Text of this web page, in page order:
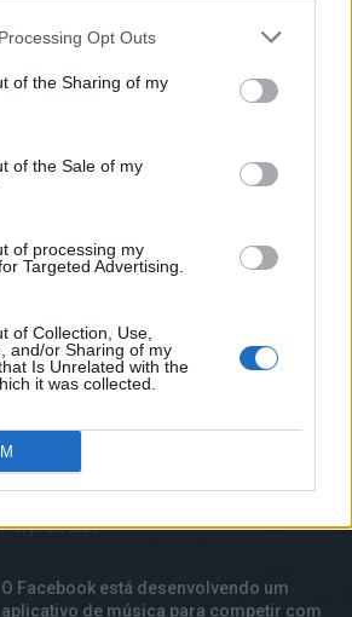
Opt Outs
of the Sharing of my
of the Sale of my
of processing my
Targeted Advertising.
of Collection, Use,
and/or Sharing of my
Is Unrelated with the
it was collected.
agosto 4, 2025
O Facebook necessita de mais usuários
junho 15, 2025
reconhecimento facial da Amazônia não
parece estar sendo bem avaliado pela
junho 26, 2025
O Twitter temporariamente suspendeu a
conta de Elon Musk, mas agora foi
março 25, 2025
O Facebook está desenvolvendo um
aplicativo de música para competir com